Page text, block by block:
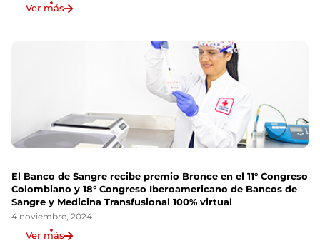
Ver más
El Banco de Sangre recibe premio Bronce en el 11° Congreso
Colombiano y 18° Congreso Iberoamericano de Bancos de
Sangre y Medicina Transfusional 100% virtual
4 noviembre, 2024
Ver más